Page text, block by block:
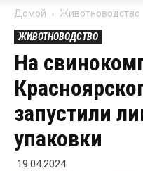
Домой Животноводство
ЖИВОТНОВОДСТВО
На
запустили
упаковки
19.04.2024